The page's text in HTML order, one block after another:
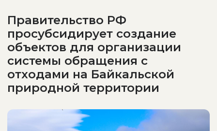
Правительство РФ
просубсидирует создание
объектов для организации
системы обращения с
отходами на Байкальской
природной территории